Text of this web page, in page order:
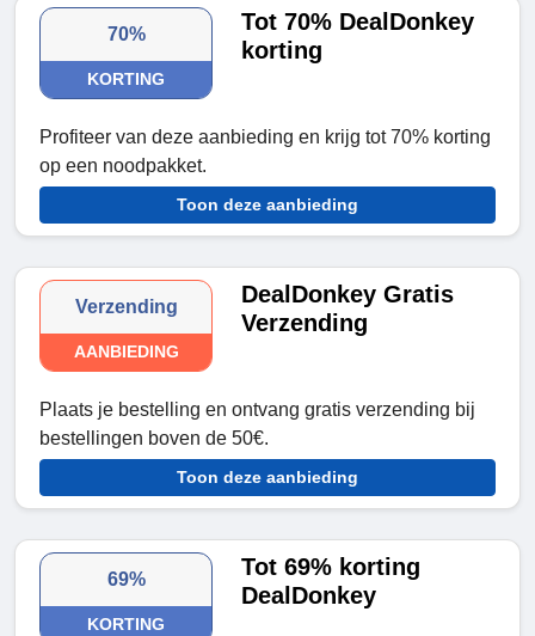
70%
KORTING
Tot 70% DealDonkey
korting
Profiteer van deze aanbieding en krijg tot 70% korting
op een noodpakket.
Toon deze aanbieding
Verzending
AANBIEDING
DealDonkey Gratis
Verzending
Plaats je bestelling en ontvang gratis verzending bij
bestellingen boven de 50€.
Toon deze aanbieding
69%
KORTING
Tot 69% korting
DealDonkey